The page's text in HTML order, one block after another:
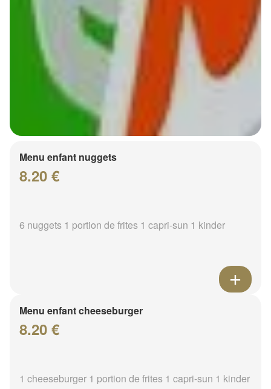
Menu enfant nuggets
8.20 €
6 nuggets 1 portion de frites 1 capri-sun 1 kinder
Menu enfant cheeseburger
8.20 €
1 cheeseburger 1 portion de frites 1 capri-sun 1 kinder